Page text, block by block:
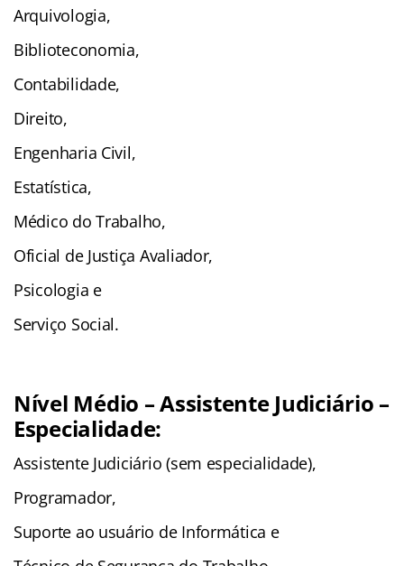
Arquivologia,
Biblioteconomia,
Contabilidade,
Direito,
Engenharia Civil,
Estatística,
Médico do Trabalho,
Oficial de Justiça Avaliador,
Psicologia e
Serviço Social.
Nível Médio – Assistente Judiciário –
Especialidade:
Assistente Judiciário (sem especialidade),
Programador,
Suporte ao usuário de Informática e